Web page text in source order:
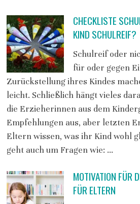
CHECKLISTE
KIND SCHULREIF?
Schulreif oder
für oder gegen
Zurückstellung ihres Kindes
leicht. Schließlich hängt vieles
die Erzieherinnen aus dem
Empfehlungen aus, aber letzten
Eltern wissen, was ihr Kind wohl
geht auch um Fragen wie: …
MOTIVATION FÜR
FÜR ELTERN